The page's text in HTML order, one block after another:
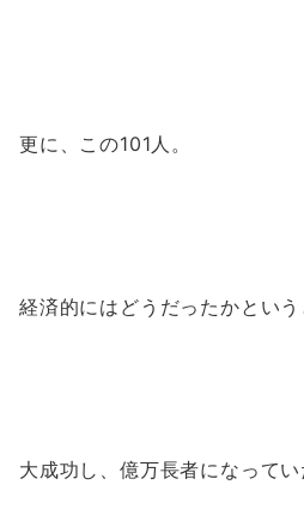
更に、この101人。
経済的にはどうだったかとい
大成功し、億万長者になってい